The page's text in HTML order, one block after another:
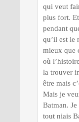
qui veut
plus fort.
pendant
qu’il est le
mieux que
où
la trouver
être mais
Mais je
Batman. Je
tout niais